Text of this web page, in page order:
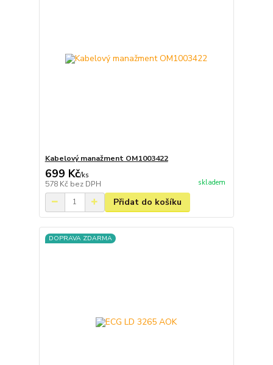
Kabelový manažment OM1003422
699 Kč/ks
578 Kč bez DPH skladem
Přidat do košíku
DOPRAVA ZDARMA